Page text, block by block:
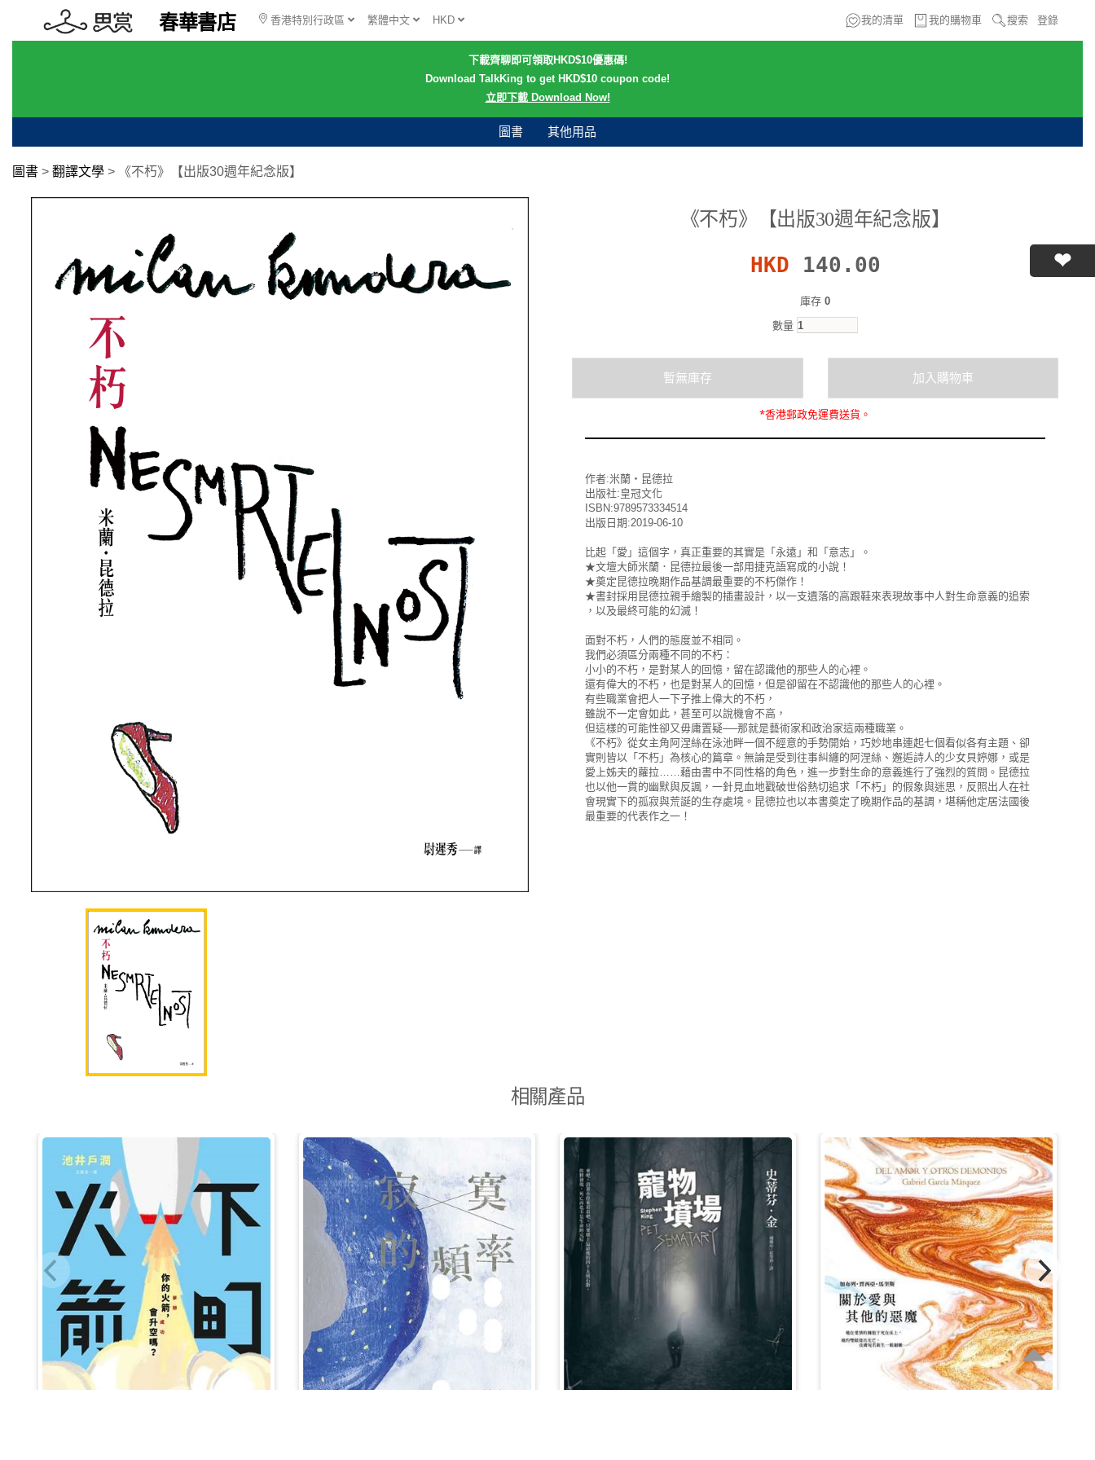
春華書店 香港特別行政區 繁體中文 HKD 我的清單 我的購物車 搜索 登錄
下載齊聊即可領取HKD$10優惠碼!
Download TalkKing to get HKD$10 coupon code!
立即下載 Download Now!
圖書 其他用品
圖書 > 翻譯文學 > 《不朽》【出版30週年紀念版】
《不朽》【出版30週年紀念版】
HKD 140.00
庫存 0
數量
*香港郵政免運費送貨。
作者:米蘭‧昆德拉
出版社:皇冠文化
ISBN:9789573334514
出版日期:2019-06-10
比起「愛」這個字，真正重要的其實是「永遠」和「意志」。
★文壇大師米蘭．昆德拉最後一部用捷克語寫成的小說！
★奠定昆德拉晚期作品基調最重要的不朽傑作！
★書封採用昆德拉親手繪製的插畫設計，以一支遺落的高跟鞋來表現故事中人對生命意義的追索
，以及最終可能的幻滅！
面對不朽，人們的態度並不相同。
我們必須區分兩種不同的不朽：
小小的不朽，是對某人的回憶，留在認識他的那些人的心裡。
還有偉大的不朽，也是對某人的回憶，但是卻留在不認識他的那些人的心裡。
有些職業會把人一下子推上偉大的不朽，
雖說不一定會如此，甚至可以說機會不高，
但這樣的可能性卻又毋庸置疑──那就是藝術家和政治家這兩種職業。
《不朽》從女主角阿涅絲在泳池畔一個不經意的手勢開始，巧妙地串連起七個看似各有主題、卻
實則皆以「不朽」為核心的篇章。無論是受到往事糾纏的阿涅絲、邂逅詩人的少女貝婷娜，或是
愛上姊夫的蘿拉……藉由書中不同性格的角色，進一步對生命的意義進行了強烈的質問。昆德拉
也以他一貫的幽默與反諷，一針見血地戳破世俗熱切追求「不朽」的假象與迷思，反照出人在社
會現實下的孤寂與荒誕的生存處境。昆德拉也以本書奠定了晚期作品的基調，堪稱他定居法國後
最重要的代表作之一！
相關產品